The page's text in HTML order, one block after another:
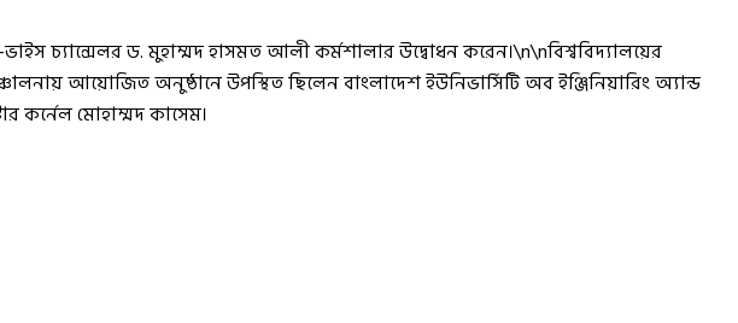
চ্যান্সেলর ড. মুহাম্মদ হাসমত আলী কর্মশালার উদ্বোধন করেন।\n\nবিশ্ববিদ্যালয়ের
আয়োজিত অনুষ্ঠানে উপস্থিত ছিলেন বাংলাদেশ ইউনিভার্সিটি অব ইঞ্জিনিয়ারিং অ্যান্ড
কর্নেল মোহাম্মদ কাসেম।